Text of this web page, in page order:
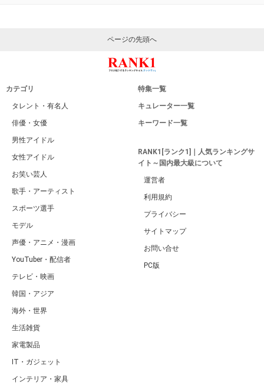
ページの先頭へ
カテゴリ
タレント・有名人
俳優・女優
男性アイドル
女性アイドル
お笑い芸人
歌手・アーティスト
スポーツ選手
モデル
声優・アニメ・漫画
YouTuber・配信者
テレビ・映画
韓国・アジア
海外・世界
生活雑貨
家電製品
IT・ガジェット
インテリア・家具
特集一覧
キュレーター一覧
キーワード一覧
RANK1[ランク1]｜人気ランキングサ
イト～国内最大級について
運営者
利用規約
プライバシー
サイトマップ
お問い合せ
PC版